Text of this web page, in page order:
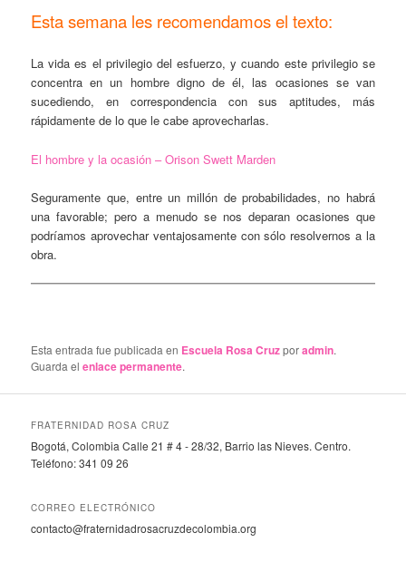
Esta semana les recomendamos el texto:
La vida es el privilegio del esfuerzo, y cuando este privilegio se
concentra en un hombre digno de él, las ocasiones se van
sucediendo, en correspondencia con sus aptitudes, más
rápidamente de lo que le cabe aprovecharlas.
El hombre y la ocasión – Orison Swett Marden
Seguramente que, entre un millón de probabilidades, no habrá
una favorable; pero a menudo se nos deparan ocasiones que
podríamos aprovechar ventajosamente con sólo resolvernos a la
obra.
Esta entrada fue publicada en Escuela Rosa Cruzporadmin.
Guarda elenlace permanente.
FRATERNIDAD ROSA CRUZ
Bogotá, Colombia Calle 21 # 4 - 28/32, Barrio las Nieves. Centro.
Teléfono: 341 09 26
CORREO ELECTRÓNICO
contacto@fraternidadrosacruzdecolombia.org